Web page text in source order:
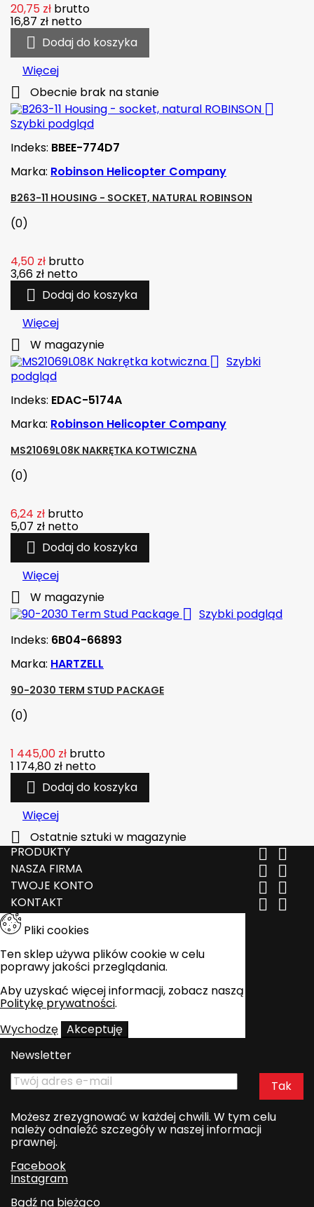
20,75 zł brutto
16,87 zł netto
 Dodaj do koszyka
Więcej
 Obecnie brak na stanie

Szybki podgląd
Indeks: BBEE-774D7
Marka: Robinson Helicopter Company
B263-11 HOUSING - SOCKET, NATURAL ROBINSON
(0)
4,50 zł brutto
3,66 zł netto
 Dodaj do koszyka
Więcej
 W magazynie
 Szybki
podgląd
Indeks: EDAC-5174A
Marka: Robinson Helicopter Company
MS21069L08K NAKRĘTKA KOTWICZNA
(0)
6,24 zł brutto
5,07 zł netto
 Dodaj do koszyka
Więcej
 W magazynie
 Szybki podgląd
Indeks: 6B04-66893
Marka: HARTZELL
90-2030 TERM STUD PACKAGE
(0)
1 445,00 zł brutto
1 174,80 zł netto
 Dodaj do koszyka
Więcej

Ostatnie sztuki w magazynie
PRODUKTY
 
NASZA FIRMA  
TWOJE KONTO  
KONTAKT  
Pliki cookies
Ten sklep używa plików cookie w celu
poprawy jakości przeglądania.
Aby uzyskać więcej informacji, zobacz naszą
Politykę prywatności.
Wychodzę Akceptuję
Newsletter
Możesz zrezygnować w każdej chwili. W tym celu
należy odnaleźć szczegóły w naszej informacji
prawnej.
Facebook
Instagram
Bądź na bieżąco